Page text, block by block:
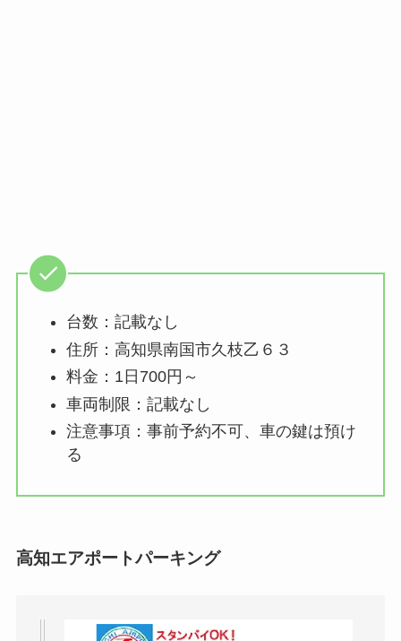
台数：記載なし
住所：高知県南国市久枝乙６３
料金：1日700円～
車両制限：記載なし
注意事項：事前予約不可、車の鍵は預け
る
高知エアポートパーキング